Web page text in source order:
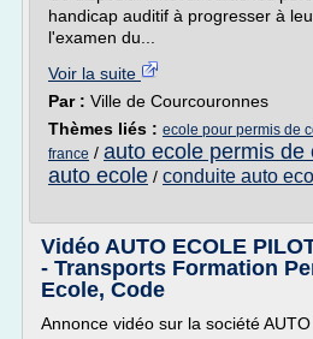
handicap auditif à progresser à
l'examen du...
Voir la suite
Par : Ville de Courcouronnes
Thèmes liés : ecole pour permis de
france / auto ecole permis de
auto ecole / conduite auto
Vidéo AUTO ECOLE
- Transports Formation
Ecole, Code
Annonce vidéo sur la société